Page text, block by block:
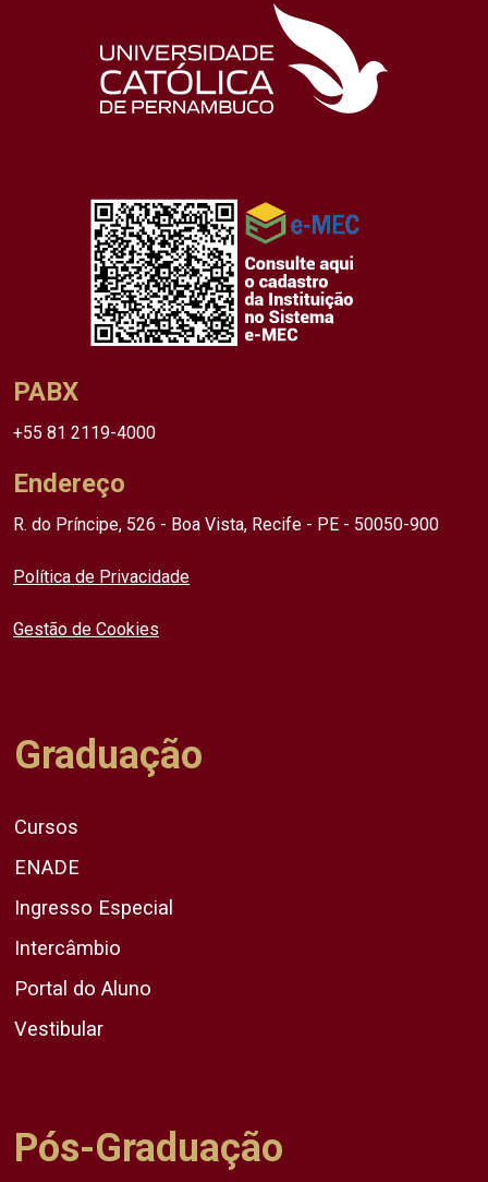
PABX
+55 81 2119-4000
Endereço
R. do Príncipe, 526 - Boa Vista, Recife - PE - 50050-900
Política de Privacidade
Gestão de Cookies
Graduação
Cursos
ENADE
Ingresso Especial
Intercâmbio
Portal do Aluno
Vestibular
Pós-Graduação